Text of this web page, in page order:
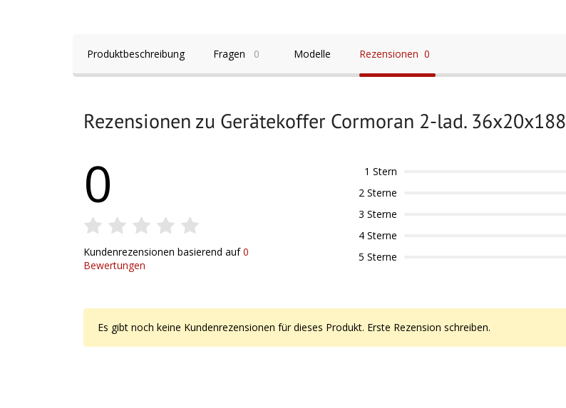
Produktbeschreibung Fragen 0 Modelle Rezensionen 0
Rezensionen zu Gerätekoffer Cormoran 2-lad. 36x20x188
0
Kundenrezensionen basierend auf0
Bewertungen
1 Stern
2 Sterne
3 Sterne
4 Sterne
5 Sterne
Es gibt noch keine Kundenrezensionen für dieses Produkt. Erste Rezension schreiben.